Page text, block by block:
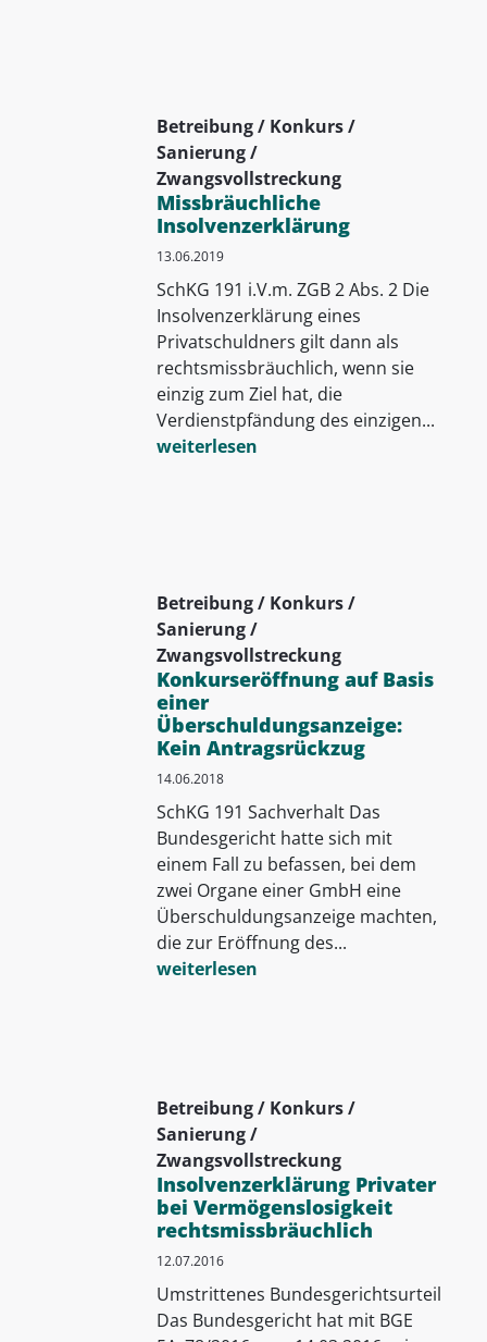
Betreibung / Konkurs /
Sanierung /
Zwangsvollstreckung
Missbräuchliche
Insolvenzerklärung
13.06.2019
SchKG 191 i.V.m. ZGB 2 Abs. 2 Die
Insolvenzerklärung eines
Privatschuldners gilt dann als
rechtsmissbräuchlich, wenn sie
einzig zum Ziel hat, die
Verdienstpfändung des einzigen...
weiterlesen
Betreibung / Konkurs /
Sanierung /
Zwangsvollstreckung
Konkurseröffnung auf Basis
einer
Überschuldungsanzeige:
Kein Antragsrückzug
14.06.2018
SchKG 191 Sachverhalt Das
Bundesgericht hatte sich mit
einem Fall zu befassen, bei dem
zwei Organe einer GmbH eine
Überschuldungsanzeige machten,
die zur Eröffnung des...
weiterlesen
Betreibung / Konkurs /
Sanierung /
Zwangsvollstreckung
Insolvenzerklärung Privater
bei Vermögenslosigkeit
rechtsmissbräuchlich
12.07.2016
Umstrittenes Bundesgerichtsurteil
Das Bundesgericht hat mit BGE